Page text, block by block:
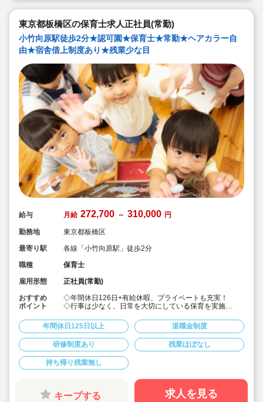
できる範囲で実施
◇在籍年数や保育経験に合わせた段階的な研修を年間総
計110回以上実施。研修も参加しやすい職場環境です
東京都板橋区の保育士求人正社員(常勤)
小竹向原駅徒歩2分★認可園★保育士★常勤★ヘアカラー自
由★宿舎借上制度あり★残業少な目
給与 月給 272,700 ～ 310,000 円
勤務地
東京都板橋区
最寄り駅
各線「小竹向原駅」徒歩2分
職種
保育士
雇用形態
正社員(常勤)
おすすめ
ポイント
◇年間休日126日+有給休暇、プライベートも充実！
◇行事は少なく、日常を大切にしている保育を実施
にしています。
◇産休・育休からの復帰（男性の育休実績あり）、時短
勤務実績多数で働きやすい職場です
◇ヘアカラーは自由。髪色の制限なし。
◇20代で経験少ない方もノビノビ働きやすい環境
◇書き物のICT化も進めており持ち帰り業務/残業ほぼな
し。
◇残業した場合の代は1分単位で支給されます
◇子どもが自分の意志や感情を尊重され、自分で選択し
ていくことをあたたかく見守り、子どもが主体の保育を
年間休日125日以上 退職金制度
研修制度あり 残業ほぼなし
持ち帰り残業無し
キープする 求人を見る